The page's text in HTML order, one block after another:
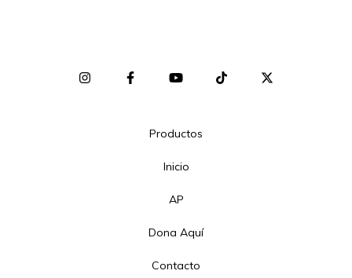
Productos
Inicio
AP
Dona Aquí
Contacto